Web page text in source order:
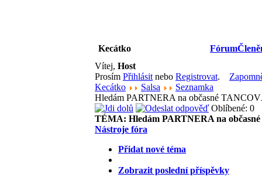
Kecátko Fórum
Vítej, Host
Prosím Přihlásit nebo Registrovat.
Kecátko
Salsa
Seznamka
Hledám PARTNERA na občasné
Oblíbené: 0
TÉMA: Hledám PARTNERA na
Nástroje fóra
Přidat nové téma
Zobrazit poslední příspěvky